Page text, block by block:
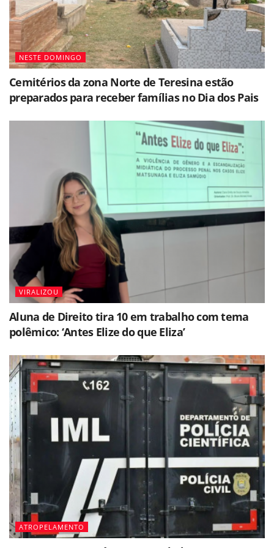
NESTE DOMINGO
Cemitérios da zona Norte de Teresina estão
preparados para receber famílias no Dia dos Pais
VIRALIZOU
Aluna de Direito tira 10 em trabalho com tema
polêmico: ‘Antes Elize do que Eliza’
ATROPELAMENTO